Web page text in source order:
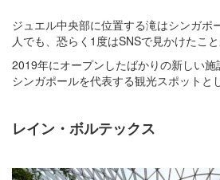
ジュエル中央部に位置する滝はシンガポ
人でも、恐らく1度はSNSで見かけたこ
2019年にオープンしたばかりの新しい
シンガポールを代表する観光スポットと
レイン・ボルテックス